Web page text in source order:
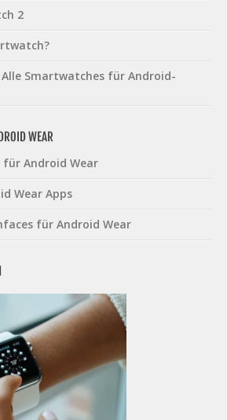
2
Smartwatches für Android-
WEAR
für Android Wear
Wear Apps
für Android Wear